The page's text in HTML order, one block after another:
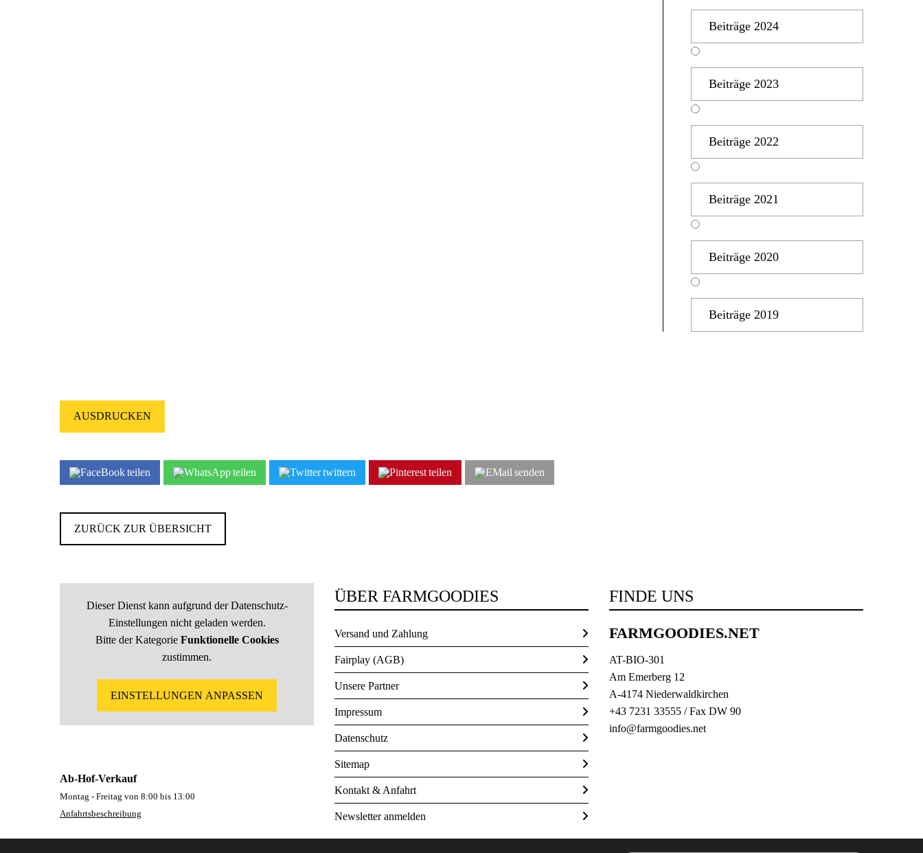
Beiträge 2024
Beiträge 2023
Beiträge 2022
Beiträge 2021
Beiträge 2020
Beiträge 2019
AUSDRUCKEN
teilen teilen twittern teilen senden
ZURÜCK ZUR ÜBERSICHT
Dieser Dienst kann aufgrund der Datenschutz-
Einstellungen nicht geladen werden.
Bitte der Kategorie Funktionelle Cookies
zustimmen.
EINSTELLUNGEN ANPASSEN
Ab-Hof-Verkauf
Montag - Freitag von 8:00 bis 13:00
Anfahrtsbeschreibung
ÜBER FARMGOODIES
Versand und Zahlung
Fairplay (AGB)
Unsere Partner
Impressum
Datenschutz
Sitemap
Kontakt & Anfahrt
Newsletter anmelden
FINDE UNS
FARMGOODIES.NET
AT-BIO-301
Am Emerberg 12
A-4174 Niederwaldkirchen
+43 7231 33555 / Fax DW 90
info@farmgoodies.net